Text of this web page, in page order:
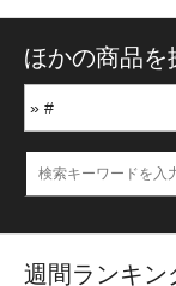
ほかの商品を
週間ランキ